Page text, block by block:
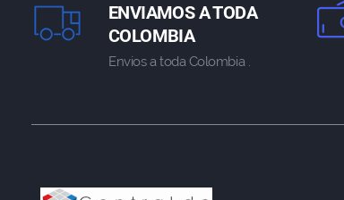
ENVIAMOS A TODA
COLOMBIA
Envios a toda Colombia .